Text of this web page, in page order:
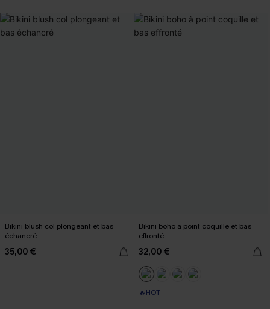
Bikini blush col plongeant et bas
échancré
35,00 €
Bikini boho à point coquille et bas
effronté
32,00 €
🔥HOT